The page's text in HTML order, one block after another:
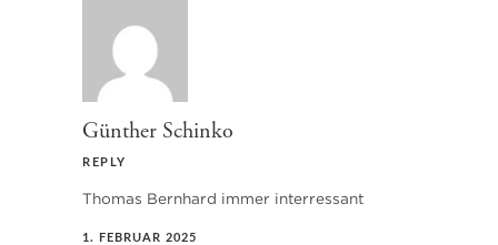
Günther Schinko
REPLY
Thomas Bernhard immer interressant
1. FEBRUAR 2025